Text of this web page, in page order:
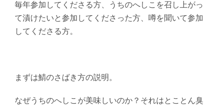
毎年参加してくださる方、うちのへしこを召し上がっ
て漬けたいと参加してくださった方、噂を聞いて参加
してくださる方。
まずは鯖のさばき方の説明。
なぜうちのへしこが美味しいのか？それはとことん臭